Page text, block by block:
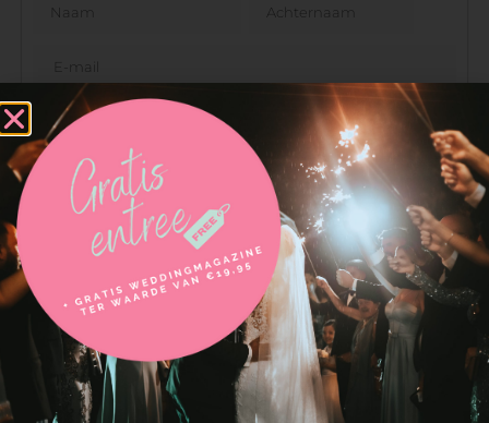
VERSTUREN